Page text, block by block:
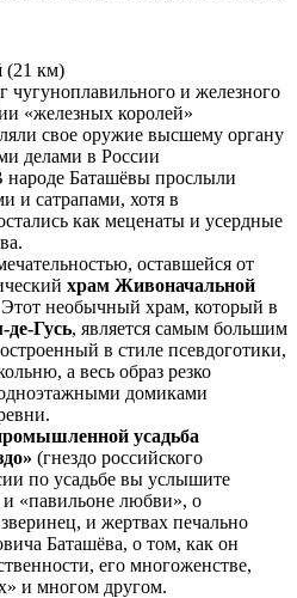
(21 км)
чугуноплавильного и железного
«железных королей»
свое оружие высшему органу
делами в России
народе Баташёвы прослыли
и сатрапами, хотя в
как меценаты и усердные
оставшейся от
храм Живоначальной
необычный храм, который в
Гусь, является самым большим
в стиле псевдоготики,
а весь образ резко
домиками
усадьба
(гнездо российского
по усадьбе вы услышите
«павильоне любви», о
и жертвах печально
Баташёва, о том, как он
его многоженстве,
и многом другом.